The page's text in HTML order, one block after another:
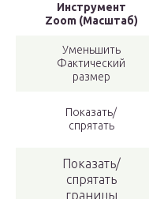
Инструмент
Zoom (Масштаб)
Уменьшить
Фактический
размер
Показать/
спрятать
Показать/
спрятать
границы